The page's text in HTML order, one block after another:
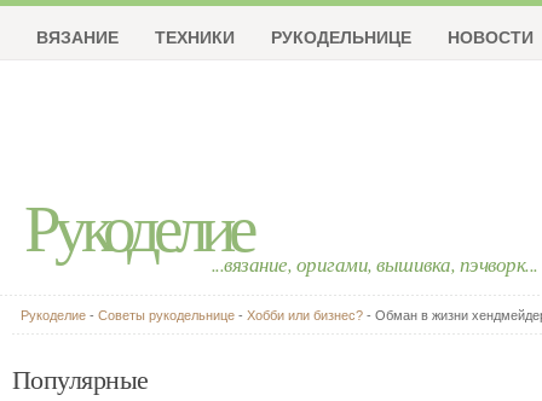
Рукоделие...вязание, оригами, вышивка, пэчворк...
ВЯЗАНИЕ ТЕХНИКИ РУКОДЕЛЬНИЦЕ НОВОСТИ
Рукоделие - Советы рукодельнице - Хобби или бизнес? - Обман в жизни
Популярные